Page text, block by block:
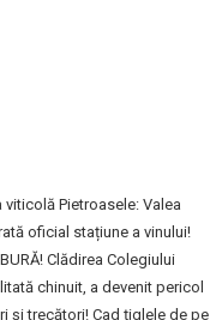
Pietroasele: Valea
oficial stațiune a vinului!
Clădirea Colegiului
chinuit, a devenit pericol
și trecători! Cad țiglele de pe